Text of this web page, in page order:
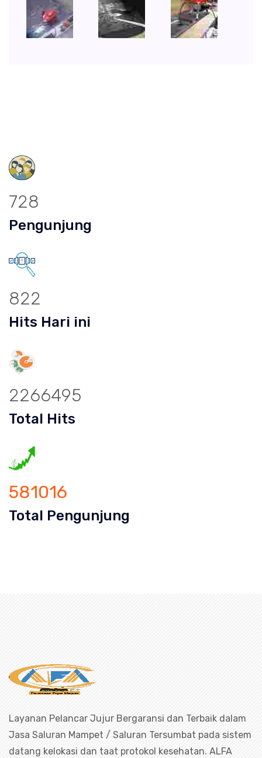
728
Pengunjung
822
Hits Hari ini
2266495
Total Hits
581016
Total Pengunjung
Layanan Pelancar Jujur Bergaransi dan Terbaik dalam
Jasa Saluran Mampet / Saluran Tersumbat pada sistem
datang kelokasi dan taat protokol kesehatan. ALFA